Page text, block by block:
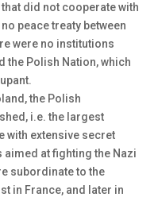
did not cooperate with
peace treaty between
were no institutions
the Polish Nation, which
the Polish
i.e. the largest
with extensive secret
at fighting the Nazi
subordinate to the
in France, and later in